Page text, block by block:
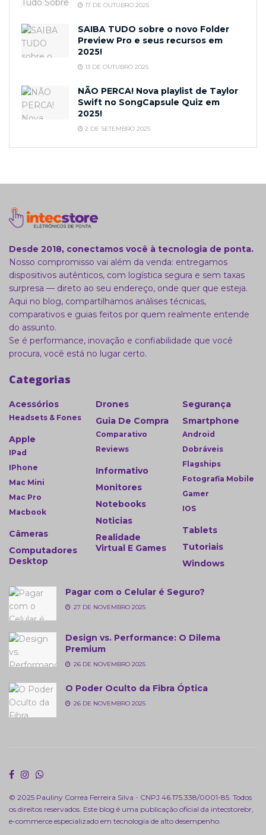
17 DE OUTUBRO 2025
SAIBA TUDO sobre o novo Folder
Preview Pro e seus recursos em
2025!
13 DE OUTUBRO 2025
NÃO PERCA! Nova playlist de Taylor
Swift no SongCapsule Quiz em
2025!
2 DE SETEMBRO 2025
Desde 2018, conectamos você à tecnologia de ponta.
Nosso compromisso vai além da venda: entregamos
dispositivos autênticos, com logística segura e sem taxas
surpresa — direto ao seu endereço, onde quer que esteja.
Aqui no blog, compartilhamos análises técnicas,
comparativos e guias feitos por quem realmente entende
do assunto.
Se é performance, inovação e confiabilidade que você
procura, você está no lugar certo.
Categorias
Acessórios
Headsets & Fones
Apple
IPad
IPhone
Mac Mini
Mac Pro
Macbook
Câmeras
Computadores
Desktop
Drones
Guia De Compra
Comparativo
Reviews
Informativo
Monitores
Notebooks
Noticias
Realidade
Virtual E Games
Segurança
Smartphone
Android
Dobráveis
Flagships
Fotografia Mobile
Gamer
IOS
Tablets
Tutoriais
Windows
Pagar com o Celular é Seguro?
27 DE NOVEMBRO 2025
Design vs. Performance: O Dilema
Premium
26 DE NOVEMBRO 2025
O Poder Oculto da Fibra Óptica
26 DE NOVEMBRO 2025
© 2025 Pauliny Correa Ferreira Silva - CNPJ 46.175.338/0001-85. Todos
os direitos reservados. Este blog é uma publicação oficial da intecstorebr,
e-commerce especializado em tecnologia de alto desempenho.